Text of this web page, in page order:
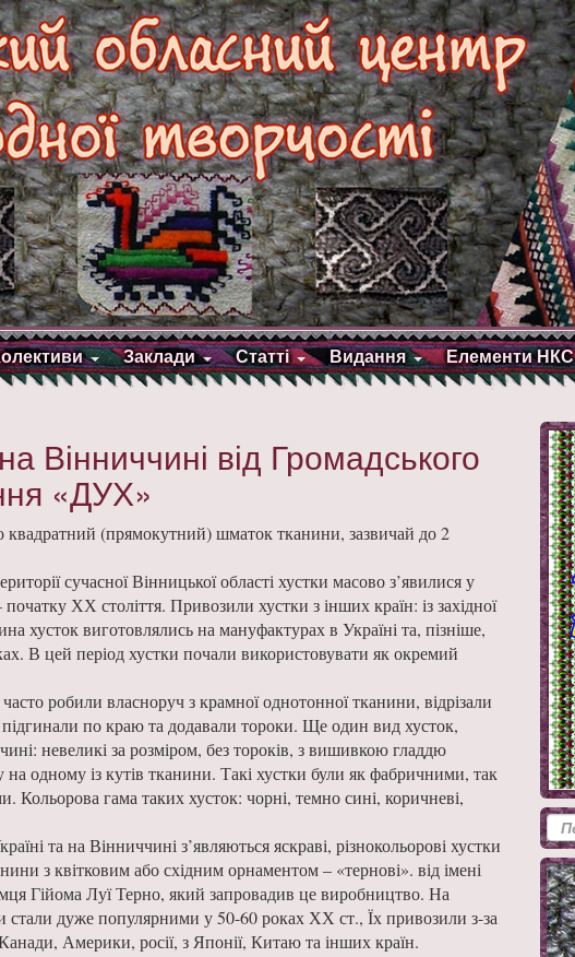
Заклади Статті Видання Елементи НКС
Вінниччині від Громадського
«ДУХ»
квадратний (прямокутний) шматок тканини, зазвичай до 2
сучасної Вінницької області хустки масово з’явилися у
ХХ століття. Привозили хустки з інших країн: із західної
хусток виготовлялись на мануфактурах в Україні та, пізніше,
В цей період хустки почали використовувати як окремий
робили власноруч з крамної однотонної тканини, відрізали
по краю та додавали тороки. Ще один вид хусток,
невеликі за розміром, без тороків, з вишивкою гладдю
одному із кутів тканини. Такі хустки були як фабричними, так
Кольорова гама таких хусток: чорні, темно сині, коричневі,
та на Вінниччині з’являються яскраві, різнокольорові хустки
з квітковим або східним орнаментом – «тернові». від імені
Гійома Луї Терно, який запровадив це виробництво. На
стали дуже популярними у 50-60 роках ХХ ст., Їх привозили з-за
Америки, росії, з Японії, Китаю та інших країн.